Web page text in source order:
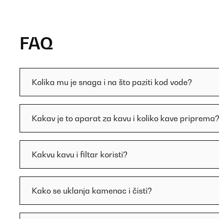
FAQ
Kolika mu je snaga i na što paziti kod vode?
Kakav je to aparat za kavu i koliko kave priprema?
Kakvu kavu i filtar koristi?
Kako se uklanja kamenac i čisti?